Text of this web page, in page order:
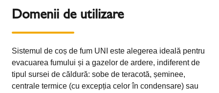
Domenii de utilizare
Sistemul de coș de fum UNI este alegerea ideală pentru
evacuarea fumului și a gazelor de ardere, indiferent de
tipul sursei de căldură: sobe de teracotă, șeminee,
centrale termice (cu excepția celor în condensare) sau